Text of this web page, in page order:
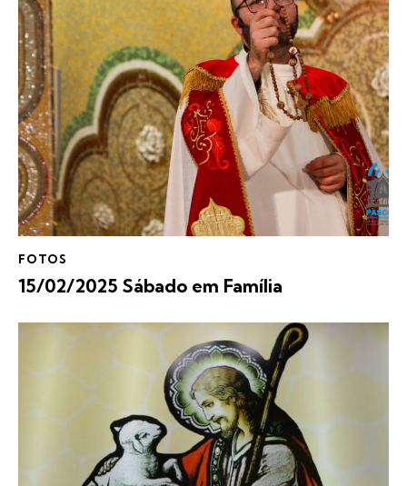
FOTOS
15/02/2025 Sábado em Família